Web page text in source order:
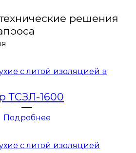
решения
с литой изоляцией в
ТСЗЛ-1600
Подробнее
с литой изоляцией